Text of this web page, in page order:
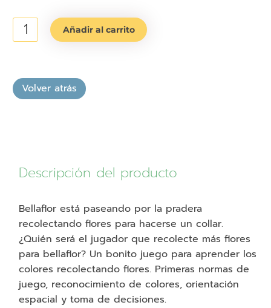
original
10,99€.
actual
Juego
de
cantidad
Añadir al carrito
Descripción del producto
Bellaflor está paseando por la pradera
recolectando flores para hacerse un collar.
¿Quién será el jugador que recolecte más flores
para bellaflor? Un bonito juego para aprender los
colores recolectando flores. Primeras normas de
juego, reconocimiento de colores, orientación
espacial y toma de decisiones.